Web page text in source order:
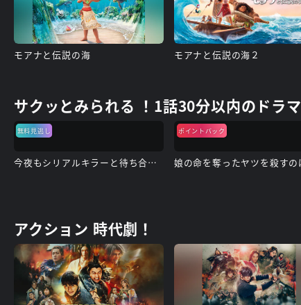
モアナと伝説の海 モアナと伝説の海２
サクッとみられる ！1話30分以内のドラマ
無料見逃し
今夜もシリアルキラーと待ち合わせ
ポイントバック
アクション 時代劇！